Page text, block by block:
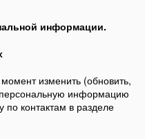
информации.
изменить (обновить,
информацию
по контактам в разделе